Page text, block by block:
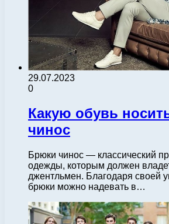
29.07.2023
0
Какую обувь
чинос
Брюки чинос — классический
одежды, которым должен
джентльмен. Благодаря своей
брюки можно надевать в…